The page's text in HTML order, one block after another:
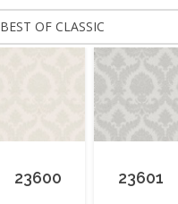
BEST OF CLASSIC
23600 23601